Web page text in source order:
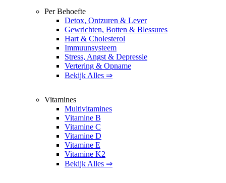
Per Behoefte
Detox, Ontzuren & Lever
Gewrichten, Botten & Blessures
Hart & Cholesterol
Immuunsysteem
Stress, Angst & Depressie
Vertering & Opname
Bekijk Alles ⇒
Vitamines
Multivitamines
Vitamine B
Vitamine C
Vitamine D
Vitamine E
Vitamine K2
Bekijk Alles ⇒